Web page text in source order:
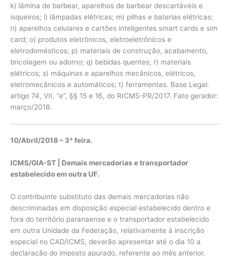
k) lâmina de barbear, aparelhos de barbear descartáveis e
isqueiros; l) lâmpadas elétricas; m) pilhas e baterias elétricas;
n) aparelhos celulares e cartões inteligentes smart cards e sim
card; o) produtos eletrônicos, eletroeletrônicos e
eletrodomésticos; p) materiais de construção, acabamento,
bricolagem ou adorno; q) bebidas quentes; r) materiais
elétricos; s) máquinas e aparelhos mecânicos, elétricos,
eletromecânicos e automáticos; t) ferramentas. Base Legal:
artigo 74, VII, “e”, §§ 15 e 16, do RICMS-PR/2017. Fato gerador:
março/2018.
10/Abril/2018 – 3ª feira.
ICMS/GIA-ST | Demais mercadorias e transportador
estabelecido em outra UF.
O contribuinte substituto das demais mercadorias não
descriminadas em disposição especial estabelecido dentro e
fora do território paranaense e o transportador estabelecido
em outra Unidade da Federação, relativamente à inscrição
especial no CAD/ICMS, deverão apresentar até o dia 10 a
declaração do imposto apurado, referente ao mês anterior.